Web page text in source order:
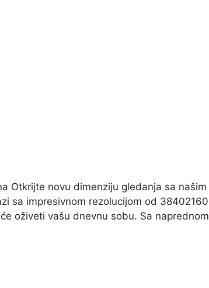
Otkrijte novu dimenziju gledanja sa našim
sa impresivnom rezolucijom od 38402160
oživeti vašu dnevnu sobu. Sa naprednom